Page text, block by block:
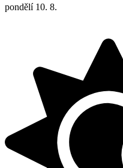
pondělí 10. 8.